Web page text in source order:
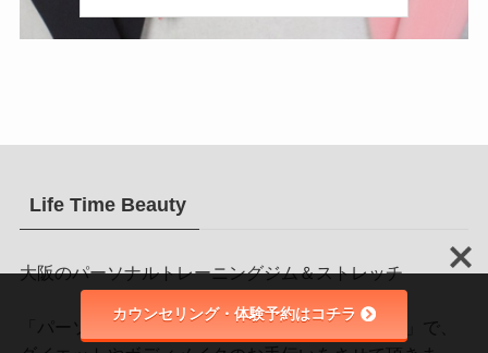
Life Time Beauty
大阪のパーソナルトレーニングジム＆ストレッチ
「パーソナルトレーニング×ストレッチ×食事管理」で、
カウンセリング・体験予約はコチラ